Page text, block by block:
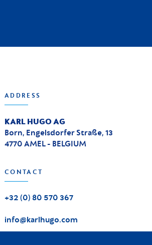
ADDRESS
KARL HUGO AG
Born, Engelsdorfer Straße, 13
4770 AMEL - BELGIUM
CONTACT
+32 (0) 80 570 367
info@karlhugo.com